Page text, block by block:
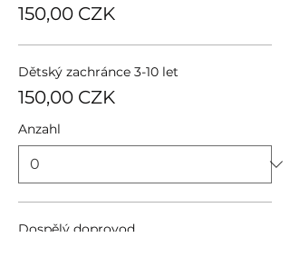
150,00 CZK
Dětský zachránce 3-10 let
150,00 CZK
Anzahl
Dospělý doprovod